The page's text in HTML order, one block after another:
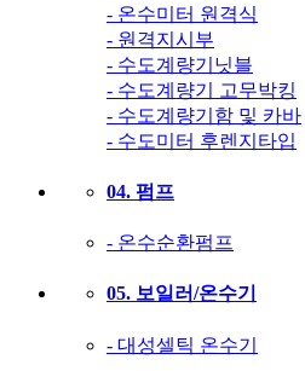
- 온수미터 원격식
- 원격지시부
- 수도계량기닛블
- 수도계량기 고무박킹
- 수도계량기함 및 카바
- 수도미터 후렌지타입
04. 펌프
- 온수순환펌프
05. 보일러/온수기
- 대성셀틱 온수기